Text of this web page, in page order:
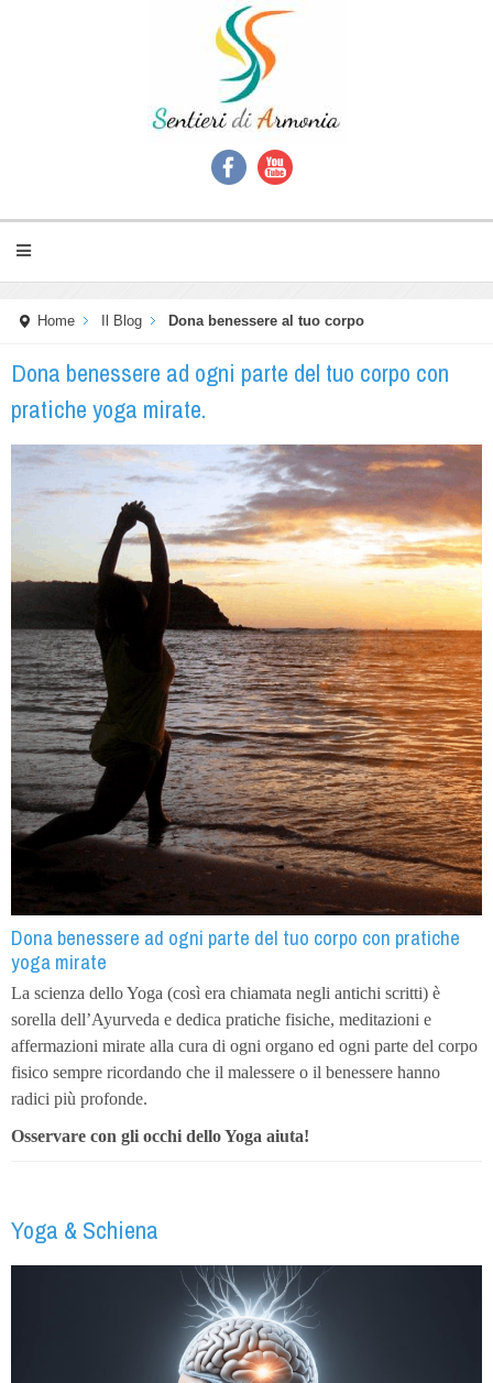
Home Il Blog Dona benessere al tuo corpo
Dona benessere ad ogni parte del tuo corpo con
pratiche yoga mirate.
Dona benessere ad ogni parte del tuo corpo con pratiche
yoga mirate
La scienza dello Yoga (così era chiamata negli antichi scritti) è
sorella dell’Ayurveda e dedica pratiche fisiche, meditazioni e
affermazioni mirate alla cura di ogni organo ed ogni parte del corpo
fisico sempre ricordando che il malessere o il benessere hanno
radici più profonde.
Osservare con gli occhi dello Yoga aiuta!
Yoga & Schiena